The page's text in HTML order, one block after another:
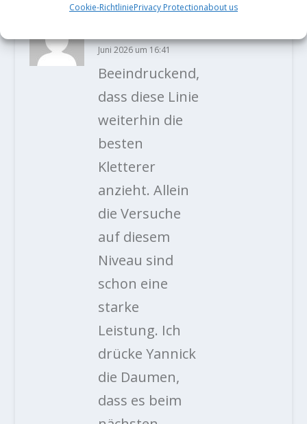
Cookie-RichtliniePrivacy Protectionabout us
Juni 2026 um 16:41
Beeindruckend,
dass diese Linie
weiterhin die
besten
Kletterer
anzieht. Allein
die Versuche
auf diesem
Niveau sind
schon eine
starke
Leistung. Ich
drücke Yannick
die Daumen,
dass es beim